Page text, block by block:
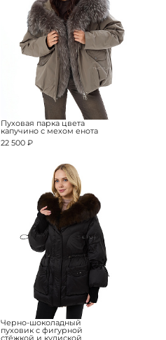
Пуховая парка цвета
капучино с мехом енота
22 500 ₽
Черно-шоколадный
пуховик с фигурной
стёжкой и кулиской